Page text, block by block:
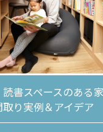
読書スペースのある
り実例＆アイデア